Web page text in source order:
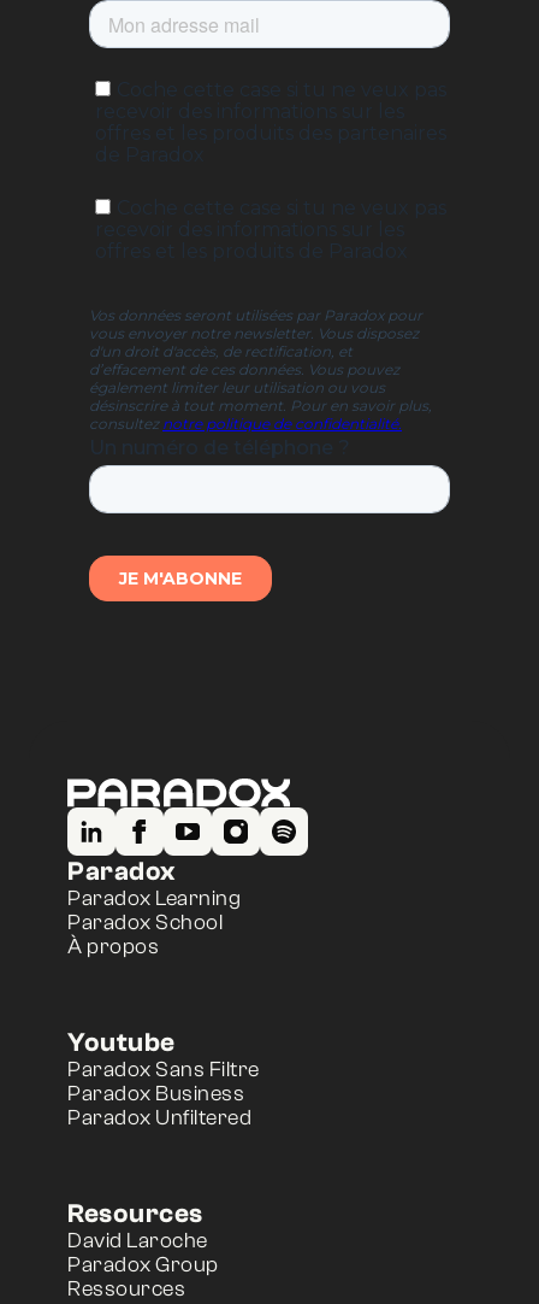
Paradox
Paradox Learning
Paradox School
À propos
Youtube
Paradox Sans Filtre
Paradox Business
Paradox Unfiltered
Resources
David Laroche
Paradox Group
Ressources